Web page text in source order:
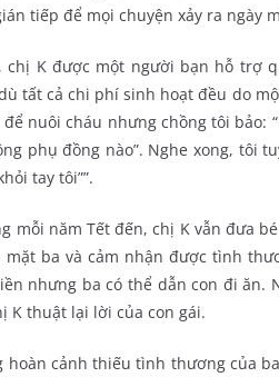
tiếp để mọi chuyện xảy ra ngày
K được một người bạn hỗ trợ
tất cả chi phí sinh hoạt đều do
nuôi cháu nhưng chồng tôi bảo:
phụ đồng nào”. Nghe xong, tôi
tay tôi””.
mỗi năm Tết đến, chị K vẫn đưa
ba và cảm nhận được tình
nhưng ba có thể dẫn con đi ăn.
K thuật lại lời của con gái.
cảnh thiếu tình thương của